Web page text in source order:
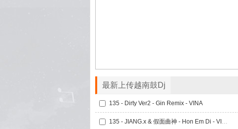
最新上传越南鼓Dj
135 - Dirty Ver2 - Gin Remix - VINA
135 - JIANG.x & 假面曲神 - Hon Em Di - VINA